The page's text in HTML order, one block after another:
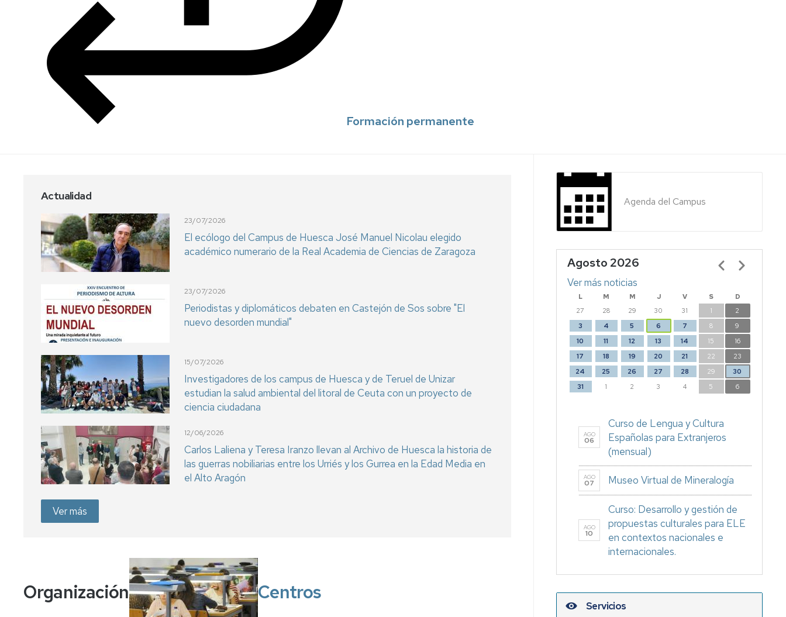
Formación permanente
Actualidad
23/07/2026
El ecólogo del Campus de Huesca José Manuel Nicolau elegido
académico numerario de la Real Academia de Ciencias de Zaragoza
23/07/2026
Periodistas y diplomáticos debaten en Castejón de Sos sobre "El
nuevo desorden mundial"
15/07/2026
Investigadores de los campus de Huesca y de Teruel de Unizar
estudian la salud ambiental del litoral de Ceuta con un proyecto de
ciencia ciudadana
12/06/2026
Carlos Laliena y Teresa Iranzo llevan al Archivo de Huesca la historia de
las guerras nobiliarias entre los Urriés y los Gurrea en la Edad Media en
el Alto Aragón
Ver más
Organización Centros
Agenda del Campus
Agosto 2026
L M M J V S
D
27
28 29 30 31 1
2
3
4 5 6 7 8
9
10
11 12 13 14 15
16
17
18 19 20 21 22
23
24
25 26 27 28 29
30
31
1 2 3 4 5 6
Paginación
Ver más noticias
AGO
06
Curso de Lengua y Cultura
Españolas para Extranjeros
(mensual)
AGO
07 Museo Virtual de Mineralogía
AGO
10
Curso: Desarrollo y gestión de
propuestas culturales para ELE
en contextos nacionales e
internacionales.
Servicios